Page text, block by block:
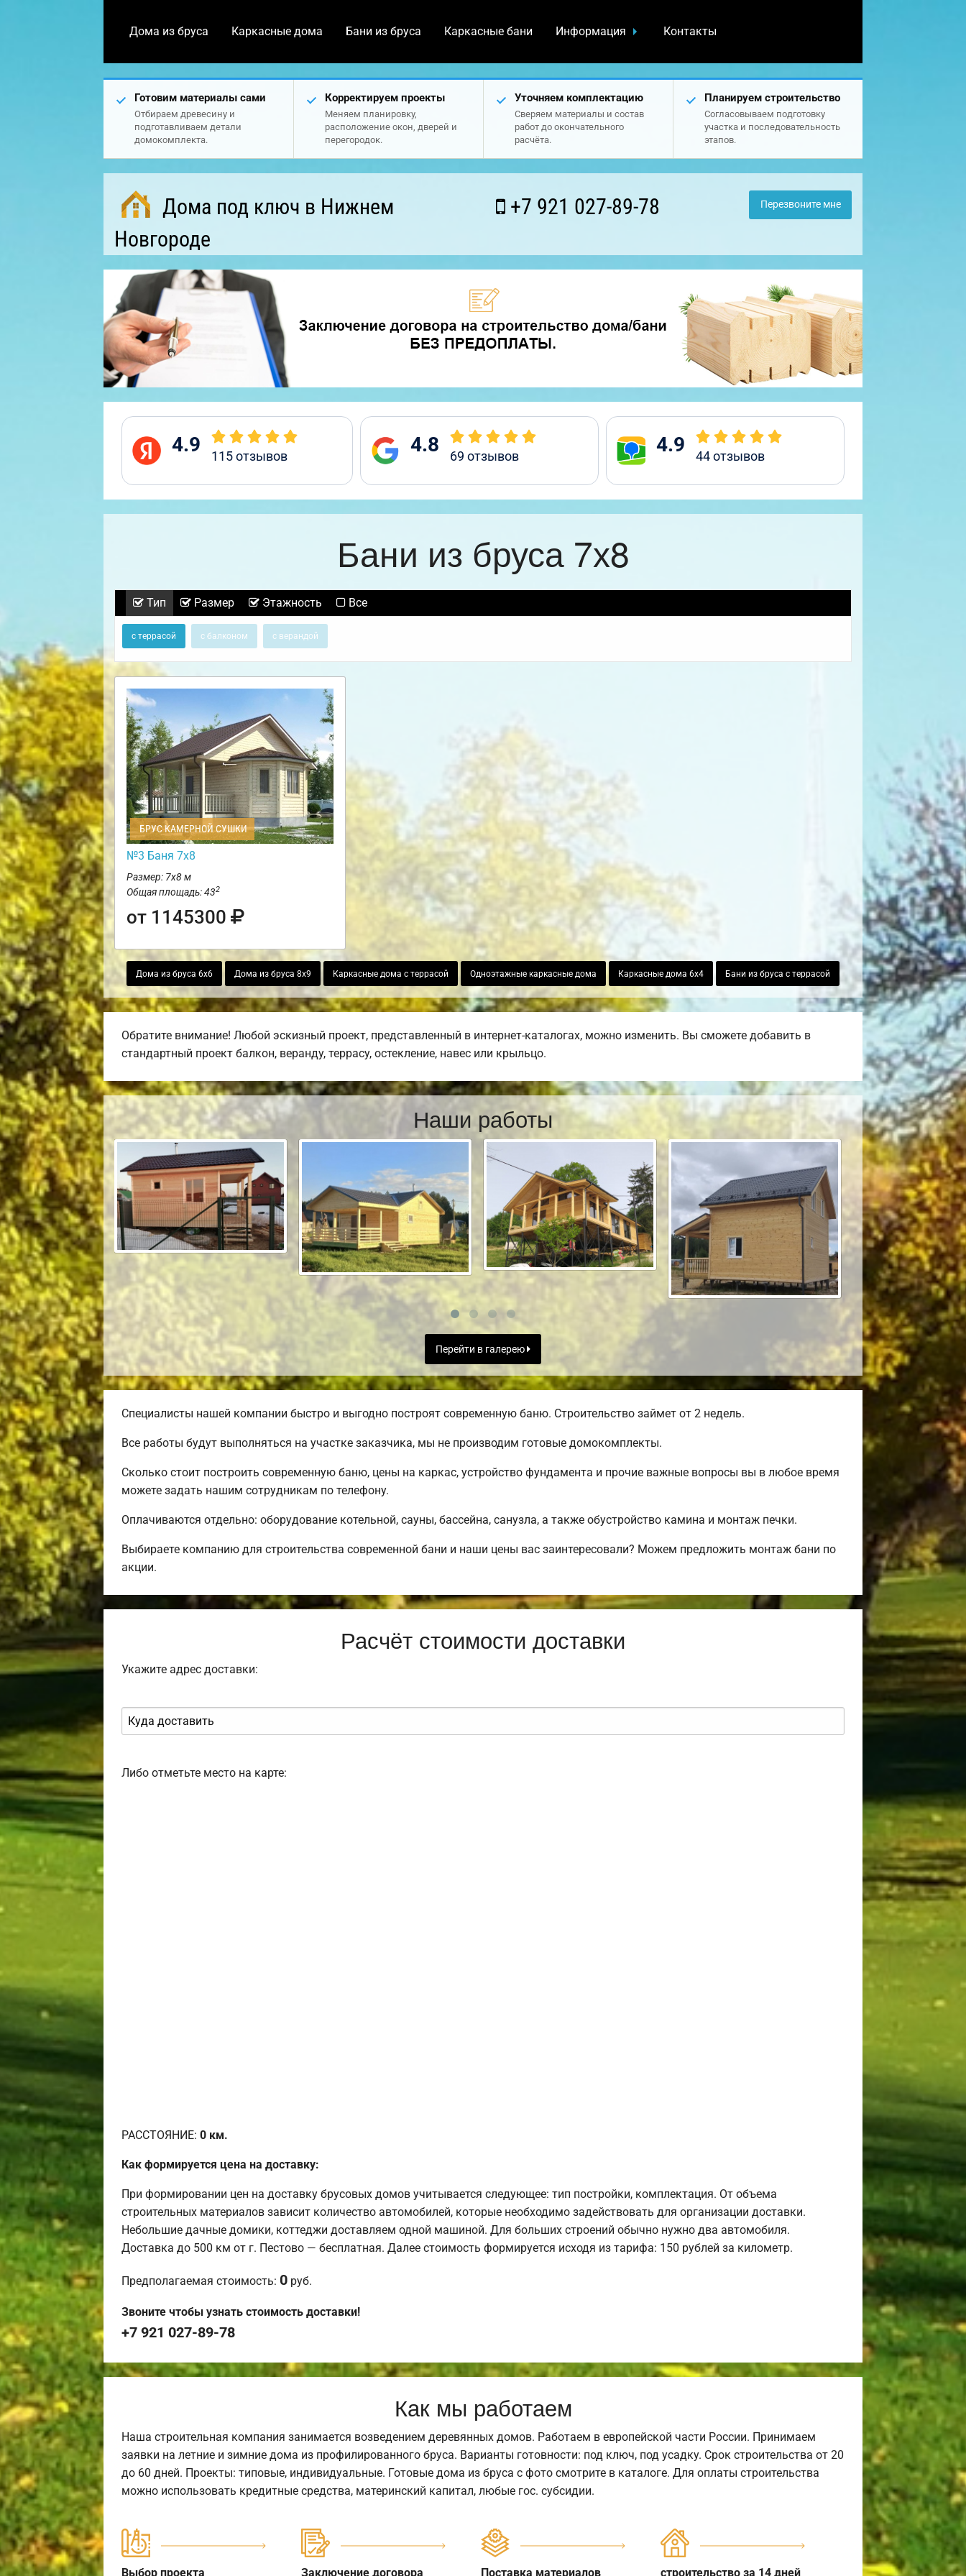
Дома из бруса Каркасные дома Бани из бруса Каркасные бани Информация Контакты
Готовим материалы сами
Отбираем древесину и
подготавливаем детали
домокомплекта.
Корректируем проекты
Меняем планировку,
расположение окон, дверей и
перегородок.
Уточняем комплектацию
Сверяем материалы и состав
работ до окончательного
расчёта.
Планируем строительство
Согласовываем подготовку
участка и последовательность
этапов.
Дома под ключ в Нижнем
Новгороде
+7 921 027-89-78 Перезвоните мне
4.9 115отзывов 4.8 69 отзывов 4.9 44отзывов
Бани из бруса 7х8
Тип Размер Этажность Все
с террасой с балконом с верандой
БРУС КАМЕРНОЙ СУШКИ
№3 Баня 7х8
Размер: 7х8 м
Общая площадь: 432
от 1145300
Дома из бруса 6х6 Дома из бруса 8х9 Каркасные дома с террасой Одноэтажные каркасные дома Каркасные дома 6х4 Бани из бруса с террасой
Обратите внимание! Любой эскизный проект, представленный в интернет-каталогах, можно изменить. Вы сможете добавить в
стандартный проект балкон, веранду, террасу, остекление, навес или крыльцо.
Наши работы
Перейти в галерею
Специалисты нашей компании быстро и выгодно построят современную баню. Строительство займет от 2 недель.
Все работы будут выполняться на участке заказчика, мы не производим готовые домокомплекты.
Сколько стоит построить современную баню, цены на каркас, устройство фундамента и прочие важные вопросы вы в любое время
можете задать нашим сотрудникам по телефону.
Оплачиваются отдельно: оборудование котельной, сауны, бассейна, санузла, а также обустройство камина и монтаж печки.
Выбираете компанию для строительства современной бани и наши цены вас заинтересовали? Можем предложить монтаж бани по
акции.
Расчёт стоимости доставки
Укажите адрес доставки:
Либо отметьте место на карте:
РАССТОЯНИЕ: 0 км.
Как формируется цена на доставку:
При формировании цен на доставку брусовых домов учитывается следующее: тип постройки, комплектация. От объема
строительных материалов зависит количество автомобилей, которые необходимо задействовать для организации доставки.
Небольшие дачные домики, коттеджи доставляем одной машиной. Для больших строений обычно нужно два автомобиля.
Доставка до 500 км от г. Пестово — бесплатная. Далее стоимость формируется исходя из тарифа: 150 рублей за километр.
Предполагаемая стоимость: 0 руб.
Звоните чтобы узнать стоимость доставки!
+7 921 027-89-78
Как мы работаем
Наша строительная компания занимается возведением деревянных домов. Работаем в европейской части России. Принимаем
заявки на летние и зимние дома из профилированного бруса. Варианты готовности: под ключ, под усадку. Срок строительства от 20
до 60 дней. Проекты: типовые, индивидуальные. Готовые дома из бруса с фото смотрите в каталоге. Для оплаты строительства
можно использовать кредитные средства, материнский капитал, любые гос. субсидии.
Выбор проекта Заключение договора Поставка материалов строительство за 14 дней